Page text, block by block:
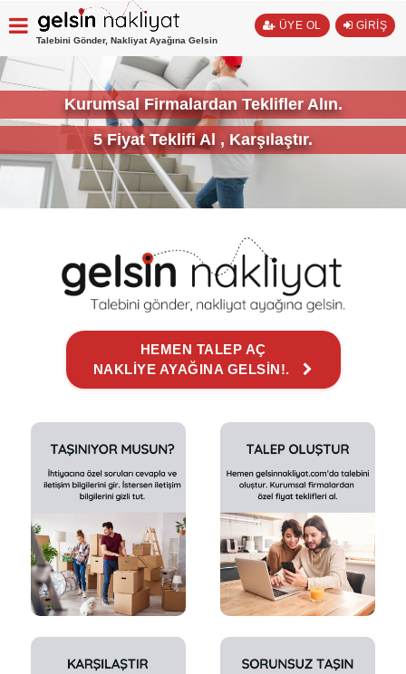
Talebini Gönder, Nakliyat Ayağına Gelsin
ÜYE OL GİRİŞ
Kurumsal Firmalardan Teklifler Alın.
5 Fiyat Teklifi Al , Karşılaştır.
HEMEN TALEP AÇ
NAKLİYE AYAĞINA GELSİN!.